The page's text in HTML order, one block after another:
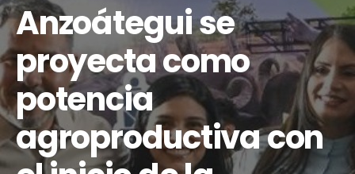
Anzoátegui se
proyecta como
potencia
agroproductiva con